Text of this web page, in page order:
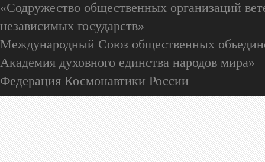
«Содружество общественных организаций
независимых государств»
Международный Союз общественных
Академия духовного единства народов мира»
Федерация Космонавтики России